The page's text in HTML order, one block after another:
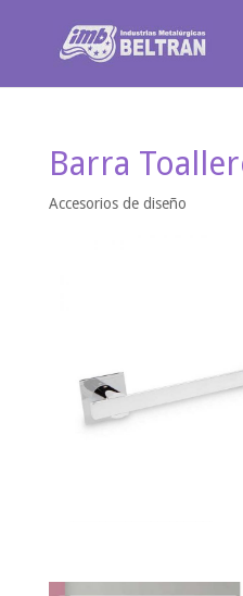
Barra
Accesorios de diseño